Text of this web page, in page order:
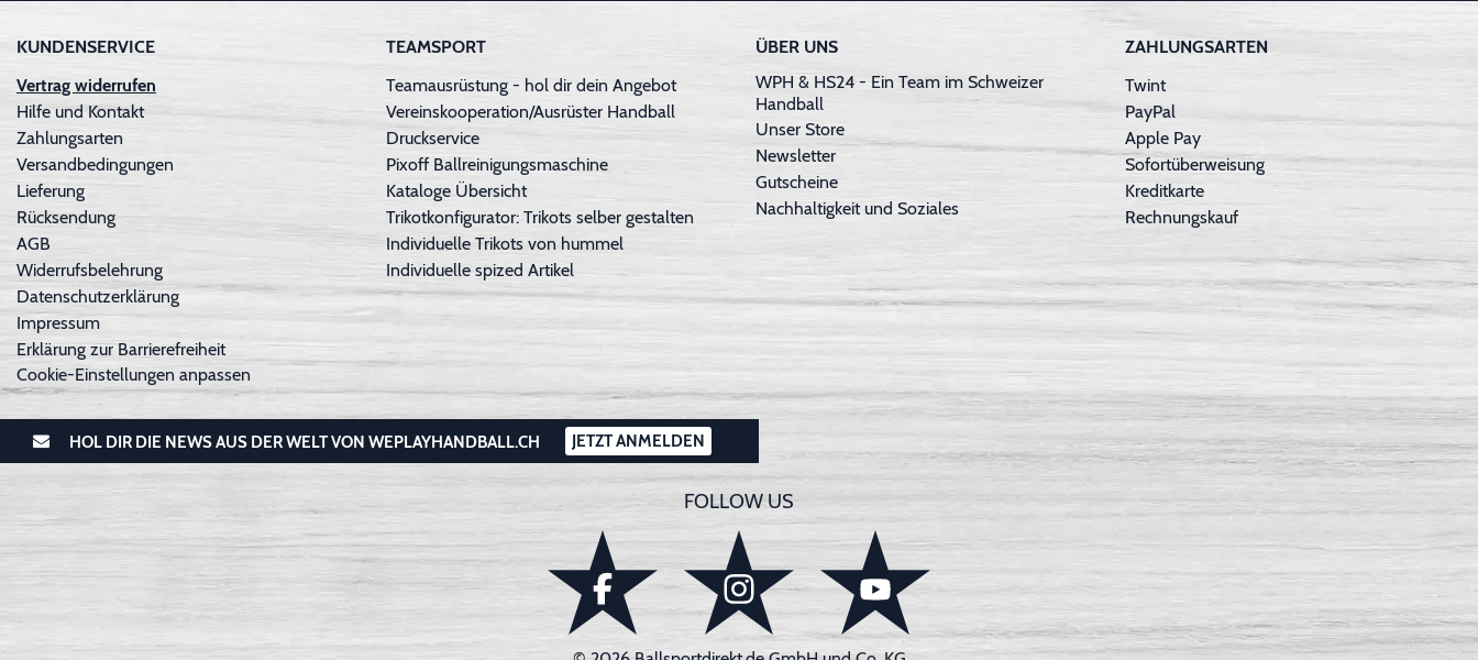
KUNDENSERVICE
Vertrag widerrufen
Hilfe und Kontakt
Zahlungsarten
Versandbedingungen
Lieferung
Rücksendung
AGB
Widerrufsbelehrung
Datenschutzerklärung
Impressum
Erklärung zur Barrierefreiheit
Cookie-Einstellungen anpassen
TEAMSPORT
Teamausrüstung - hol dir dein Angebot
Vereinskooperation/Ausrüster Handball
Druckservice
Pixoff Ballreinigungsmaschine
Kataloge Übersicht
Trikotkonfigurator: Trikots selber gestalten
Individuelle Trikots von hummel
Individuelle spized Artikel
ÜBER UNS
WPH & HS24 - Ein Team im Schweizer
Handball
Unser Store
Newsletter
Gutscheine
Nachhaltigkeit und Soziales
ZAHLUNGSARTEN
Twint
PayPal
Apple Pay
Sofortüberweisung
Kreditkarte
Rechnungskauf
HOL DIR DIE NEWS AUS DER WELT VON WEPLAYHANDBALL.CH JETZT ANMELDEN
FOLLOW US